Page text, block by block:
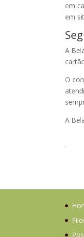
em
em
A
O
A
.